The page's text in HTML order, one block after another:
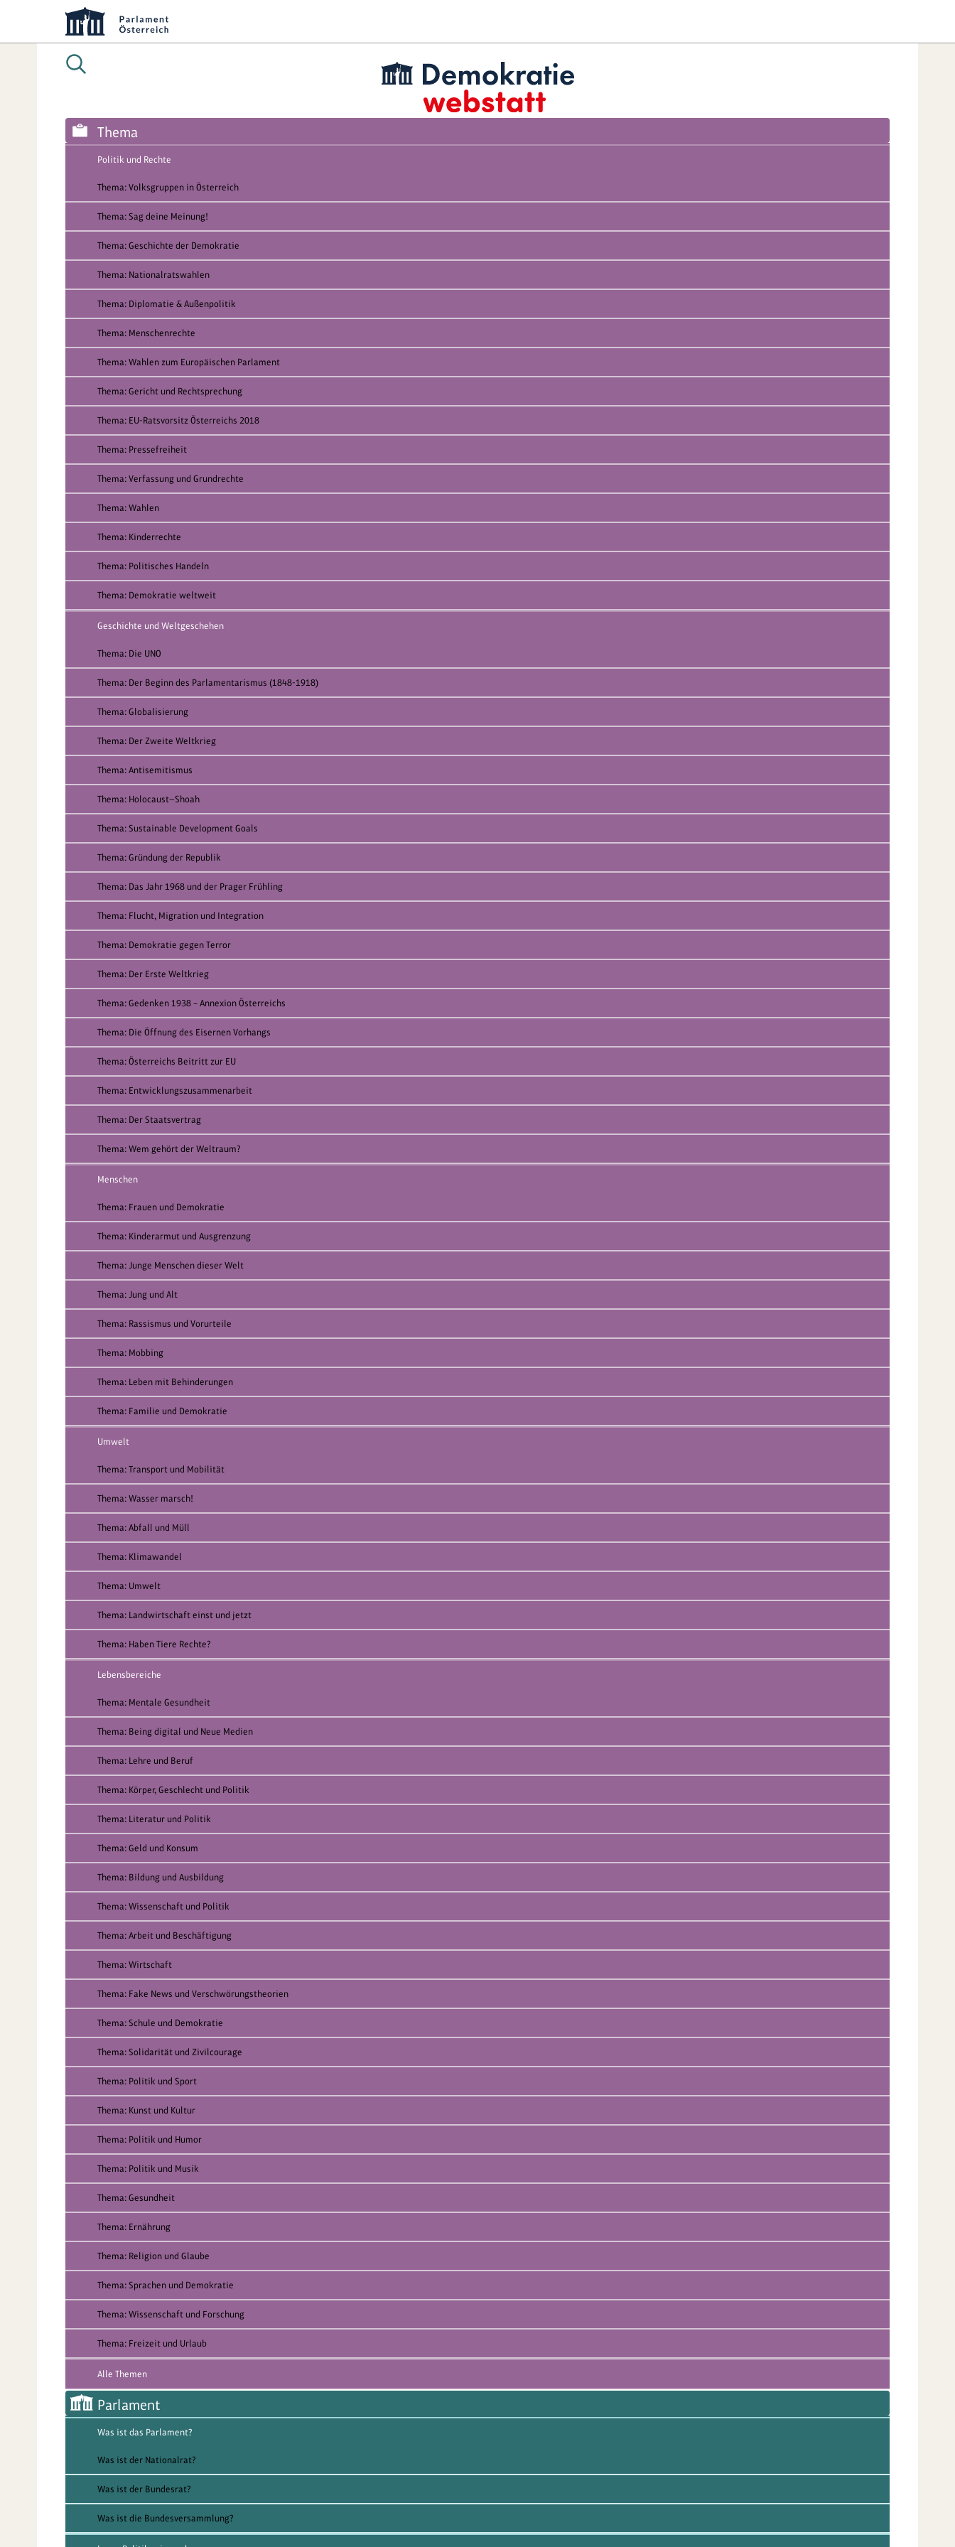
Thema
Politik und Rechte
Thema: Volksgruppen in Österreich
Thema: Sag deine Meinung!
Thema: Geschichte der Demokratie
Thema: Nationalratswahlen
Thema: Diplomatie & Außenpolitik
Thema: Menschenrechte
Thema: Wahlen zum Europäischen Parlament
Thema: Gericht und Rechtsprechung
Thema: EU-Ratsvorsitz Österreichs 2018
Thema: Pressefreiheit
Thema: Verfassung und Grundrechte
Thema: Wahlen
Thema: Kinderrechte
Thema: Politisches Handeln
Thema: Demokratie weltweit
Geschichte und Weltgeschehen
Thema: Die UNO
Thema: Der Beginn des Parlamentarismus (1848-1918)
Thema: Globalisierung
Thema: Der Zweite Weltkrieg
Thema: Antisemitismus
Thema: Holocaust—Shoah
Thema: Sustainable Development Goals
Thema: Gründung der Republik
Thema: Das Jahr 1968 und der Prager Frühling
Thema: Flucht, Migration und Integration
Thema: Demokratie gegen Terror
Thema: Der Erste Weltkrieg
Thema: Gedenken 1938 – Annexion Österreichs
Thema: Die Öffnung des Eisernen Vorhangs
Thema: Österreichs Beitritt zur EU
Thema: Entwicklungszusammenarbeit
Thema: Der Staatsvertrag
Thema: Wem gehört der Weltraum?
Menschen
Thema: Frauen und Demokratie
Thema: Kinderarmut und Ausgrenzung
Thema: Junge Menschen dieser Welt
Thema: Jung und Alt
Thema: Rassismus und Vorurteile
Thema: Mobbing
Thema: Leben mit Behinderungen
Thema: Familie und Demokratie
Umwelt
Thema: Transport und Mobilität
Thema: Wasser marsch!
Thema: Abfall und Müll
Thema: Klimawandel
Thema: Umwelt
Thema: Landwirtschaft einst und jetzt
Thema: Haben Tiere Rechte?
Lebensbereiche
Thema: Mentale Gesundheit
Thema: Being digital und Neue Medien
Thema: Lehre und Beruf
Thema: Körper, Geschlecht und Politik
Thema: Literatur und Politik
Thema: Geld und Konsum
Thema: Bildung und Ausbildung
Thema: Wissenschaft und Politik
Thema: Arbeit und Beschäftigung
Thema: Wirtschaft
Thema: Fake News und Verschwörungstheorien
Thema: Schule und Demokratie
Thema: Solidarität und Zivilcourage
Thema: Politik und Sport
Thema: Kunst und Kultur
Thema: Politik und Humor
Thema: Politik und Musik
Thema: Gesundheit
Thema: Ernährung
Thema: Religion und Glaube
Thema: Sprachen und Demokratie
Thema: Wissenschaft und Forschung
Thema: Freizeit und Urlaub
Alle Themen
Parlament
Was ist das Parlament?
Was ist der Nationalrat?
Was ist der Bundesrat?
Was ist die Bundesversammlung?